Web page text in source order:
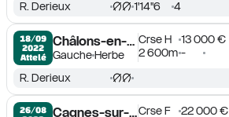
R. Derieux 1'14''6 4
18/09
2022
Attelé
Châlons-en-Champagne
GaucheHerbe
Crse H
13 000 €
2 600m -
R. Derieux
26/08
Cagnes-sur-MerCrse F
22 000 €